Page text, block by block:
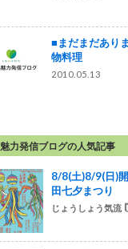
■まだまだあり
物料理
2010.05.13
魅力発信ブログの人気記事
8/8(土)8/9(日)
田七夕まつり
じょうしょう気流